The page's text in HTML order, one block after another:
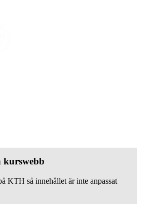
KTH så innehållet är inte anpassat